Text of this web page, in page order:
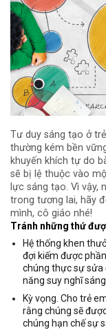
Tư duy sáng tạo ở
thường kém bền
khuyến khích tự do
sẽ bị lệ thuộc vào
lực sáng tạo. Vì
trong tương lai, hãy
mình, cô giáo nhé!
Tránh những thứ
Hệ thống khen
đợi kiếm được
chúng thực sự sửa
năng suy nghĩ
Kỳ vọng. Cho trẻ
rằng chúng sẽ
chúng hạn chế sự